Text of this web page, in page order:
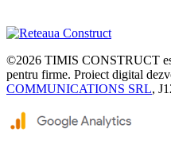
©2026 TIMIS CONSTRUCT
pentru firme. Proiect digital
COMMUNICATIONS SRL,